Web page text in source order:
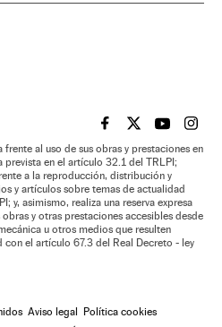
EL PAÍS BRASIL EN
EL PAÍSEL PAÍS
EL
al uso de sus obras y prestaciones en
prevista en el artículo 32.1 del TRLPI;
a la reproducción, distribución y
y artículos sobre temas de actualidad
y, asimismo, realiza una reserva expresa
y otras prestaciones accesibles desde
u otros medios que resulten
el artículo 67.3 del Real Decreto - ley
Aviso legal Política cookies